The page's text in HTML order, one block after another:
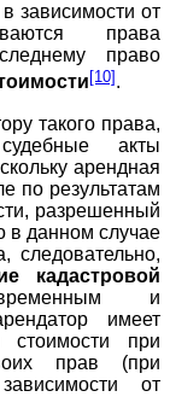
зависимости от
права
право
[10].
такого права,
акты
арендная
по результатам
разрешенный
в данном случае
следовательно,
кадастровой
и
имеет
стоимости при
прав (при
от